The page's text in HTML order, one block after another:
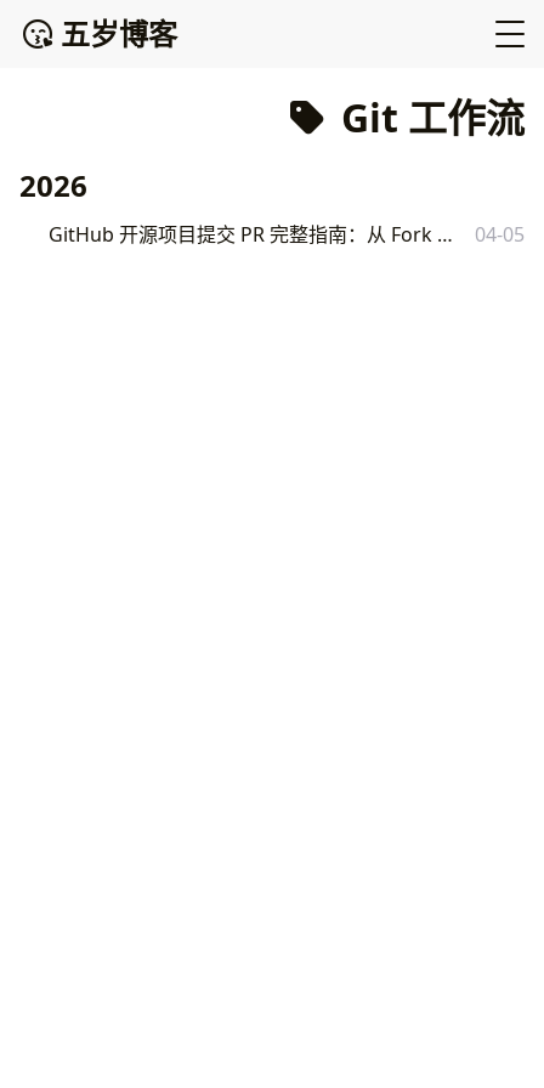
五岁博客
Git 工作流
2026
GitHub 开源项目提交 PR 完整指南：从 Fork 到 Merge 的详细流程 04-05